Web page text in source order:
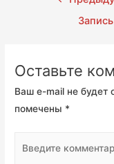
Запись
Оставьте
Ваш e-mail не будет
помечены *